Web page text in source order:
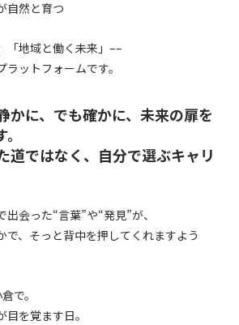
自然と育つ
「地域と働く未来」––
ットフォームです。
かに、でも確かに、未来の扉を
道ではなく、自分で選ぶキャリ
会った“言葉”や“発見”が、
で、そっと背中を押してくれますよう
で。
目を覚ます日。